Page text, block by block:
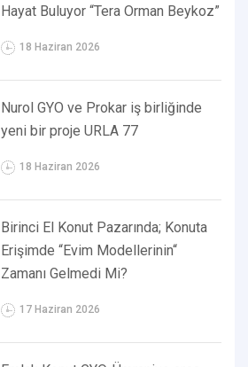
Hayat Buluyor “Tera Orman Beykoz”
18 Haziran 2026
Nurol GYO ve Prokar iş birliğinde
yeni bir proje URLA 77
18 Haziran 2026
Birinci El Konut Pazarında; Konuta
Erişimde “Evim Modellerinin“
Zamanı Gelmedi Mi?
17 Haziran 2026